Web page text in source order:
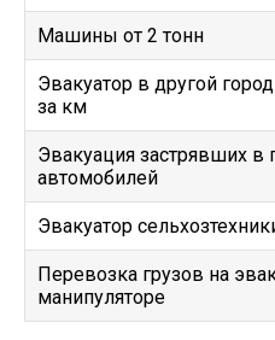
Машины от 2 тонн
Эвакуатор в другой
за км
Эвакуация застрявших в
автомобилей
Эвакуатор
Перевозка грузов на
манипуляторе